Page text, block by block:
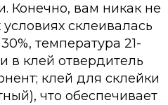
Конечно, вам никак не
склеивалась
температура 21-
в клей отвердитель
клей для склейки
что обеспечивает